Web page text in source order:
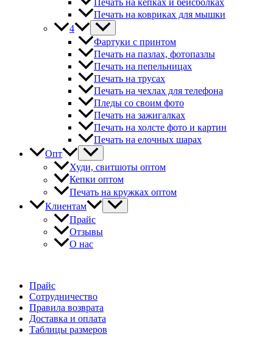
Печать на кепках и бейсболках
Печать на ковриках для мышки
4
Фартуки с принтом
Печать на пазлах, фотопазлы
Печать на пепельницах
Печать на трусах
Печать на чехлах для телефона
Пледы со своим фото
Печать на зажигалках
Печать на холсте фото и картин
Печать на елочных шарах
Опт
Худи, свитшоты оптом
Кепки оптом
Печать на кружках оптом
Клиентам
Прайс
Отзывы
О нас
Прайс
Сотрудничество
Правила возврата
Доставка и оплата
Таблицы размеров